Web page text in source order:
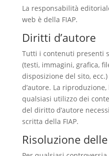
La responsabilità
web è della FIAP.
Diritti d’autore
Tutti i contenuti presenti
(testi, immagini, grafica,
disposizione del sito,
d’autore. La
qualsiasi utilizzo dei
del diritto d’autore
scritta della FIAP.
Risoluzione